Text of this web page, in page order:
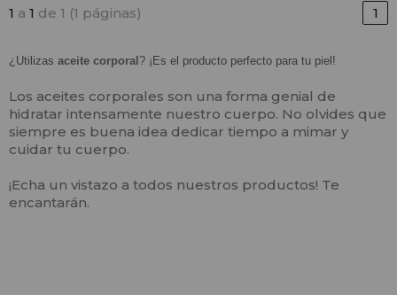
1 a 1 de 1 (1 páginas) 1
¿Utilizas aceite corporal ? ¡Es el producto perfecto para tu piel!
Los aceites corporales son una forma genial de
hidratar intensamente nuestro cuerpo. No olvides que
siempre es buena idea dedicar tiempo a mimar y
cuidar tu cuerpo.
¡Echa un vistazo a todos nuestros productos! Te
encantarán.